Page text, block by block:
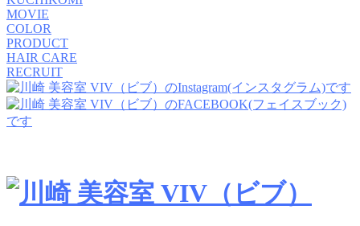
MOVIE
COLOR
PRODUCT
HAIR CARE
RECRUIT